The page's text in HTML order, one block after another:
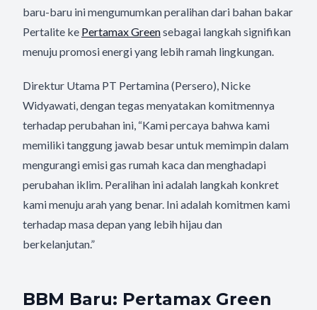
baru-baru ini mengumumkan peralihan dari bahan bakar
Pertalite ke Pertamax Greensebagai langkah signifikan
menuju promosi energi yang lebih ramah lingkungan.
Direktur Utama PT Pertamina (Persero), Nicke
Widyawati, dengan tegas menyatakan komitmennya
terhadap perubahan ini, “Kami percaya bahwa kami
memiliki tanggung jawab besar untuk memimpin dalam
mengurangi emisi gas rumah kaca dan menghadapi
perubahan iklim. Peralihan ini adalah langkah konkret
kami menuju arah yang benar. Ini adalah komitmen kami
terhadap masa depan yang lebih hijau dan
berkelanjutan.”
BBM Baru: Pertamax Green